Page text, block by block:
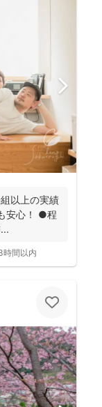
以上の実績
安心！ ●程
時間以内